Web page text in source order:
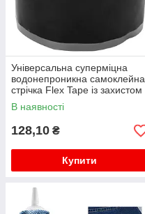
Універсальна суперміцна
водонепроникна самоклейна
стрічка Flex Tape із захистом
від протікання 1.5м чорний
В наявності
128,10 ₴
Купити